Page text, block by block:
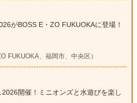
がBOSS E・ZO FUKUOKAに登場！
FUKUOKA、福岡市、中央区）
開催！ミニオンズと水遊びを楽し